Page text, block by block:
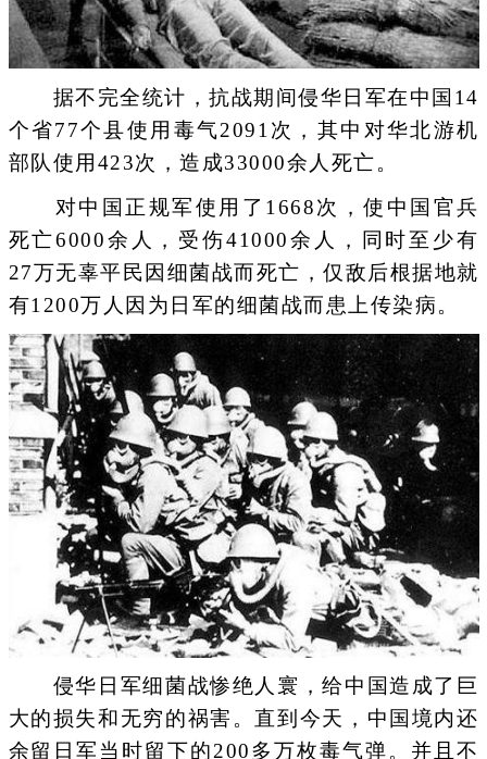
据不完全统计，抗战期间侵华日军在中国14
个省77个县使用毒气2091次，其中对华北游机
部队使用423次，造成33000余人死亡。
对中国正规军使用了1668次，使中国官兵
死亡6000余人，受伤41000余人，同时至少有
27万无辜平民因细菌战而死亡，仅敌后根据地就
有1200万人因为日军的细菌战而患上传染病。
侵华日军细菌战惨绝人寰，给中国造成了巨
大的损失和无穷的祸害。直到今天，中国境内还
余留日军当时留下的200多万枚毒气弹。并且不